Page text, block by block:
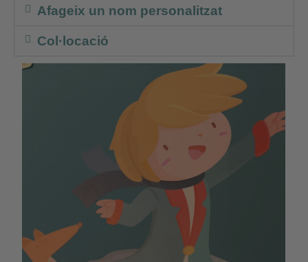
Afageix un nom personalitzat
Col·locació